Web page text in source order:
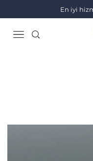
En iyi